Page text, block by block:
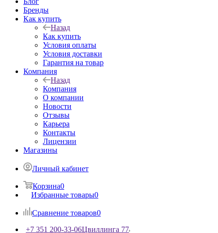
Бренды
Как купить
Назад
Как купить
Условия оплаты
Условия доставки
Гарантия на товар
Компания
Назад
Компания
О компании
Новости
Отзывы
Карьера
Контакты
Лицензии
Магазины
Личный кабинет
Корзина0
Избранные товары0
Сравнение товаров0
+7 351 200-33-06Цвиллинга 77